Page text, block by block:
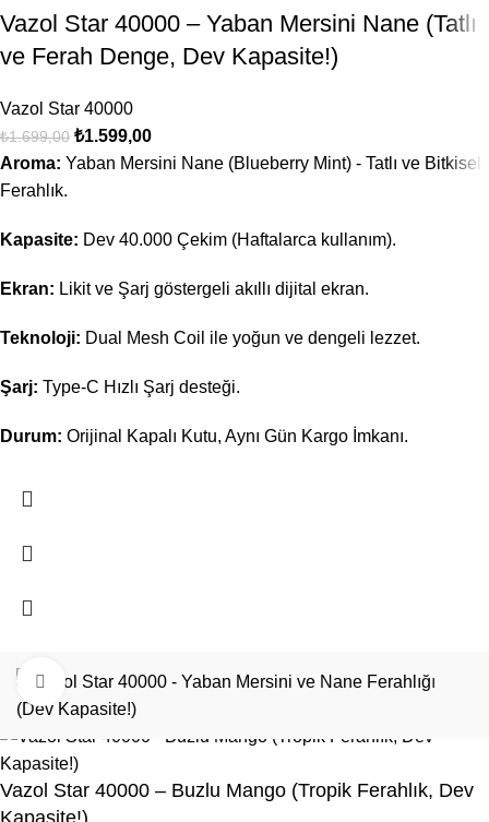
Büyütmek için tıklayın
Vazol Star 40000 – Yaban Mersini Nane (Tatlı
ve Ferah Denge, Dev Kapasite!)
Vazol Star 40000
₺1.699,00 ₺1.599,00
Aroma: Yaban Mersini Nane (Blueberry Mint) - Tatlı ve Bitkisel
Ferahlık.
Kapasite: Dev 40.000 Çekim (Haftalarca kullanım).
Ekran: Likit ve Şarj göstergeli akıllı dijital ekran.
Teknoloji: Dual Mesh Coil ile yoğun ve dengeli lezzet.
Şarj: Type-C Hızlı Şarj desteği.
Durum: Orijinal Kapalı Kutu, Aynı Gün Kargo İmkanı.
vazolpuff2026Vazol Türkiye
Vazol Star 40000 – Buzlu Mango (Tropik Ferahlık, Dev